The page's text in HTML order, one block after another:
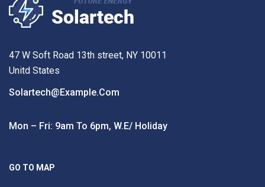
47 W Soft Road 13th street, NY 10011
Unitd States
Solartech@example.com
Mon – Fri: 9am To 6pm, W.e/ Holiday
GO TO MAP